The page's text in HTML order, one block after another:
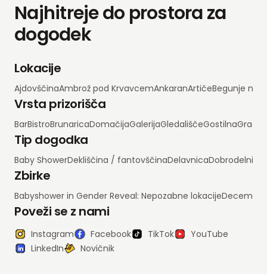
Najhitreje do prostora za
dogodek
Lokacije
AjdovščinaAmbrož pod KrvavcemAnkaranArtičeBegunje na
Vrsta prizorišča
BarBistroBrunaricaDomačijaGalerijaGledališčeGostilnaGrad
Tip dogodka
Baby ShowerDekliščina / fantovščinaDelavnicaDobrodelni
Zbirke
Babyshower in Gender Reveal: Nepozabne lokacije
Poveži se z nami
Instagram Facebook TikTok
YouTube
LinkedIn
Novičnik